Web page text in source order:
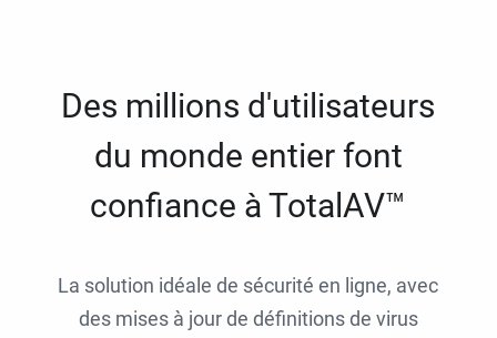
Des millions d'utilisateurs
du monde entier font
confiance à TotalAV™
La solution idéale de sécurité en ligne, avec
des mises à jour de définitions de virus